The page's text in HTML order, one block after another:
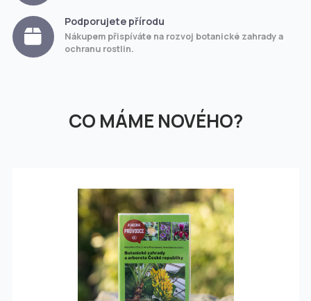
Podporujete přírodu
Nákupem přispíváte na rozvoj botanické zahrady a
ochranu rostlin.
CO MÁME NOVÉHO?